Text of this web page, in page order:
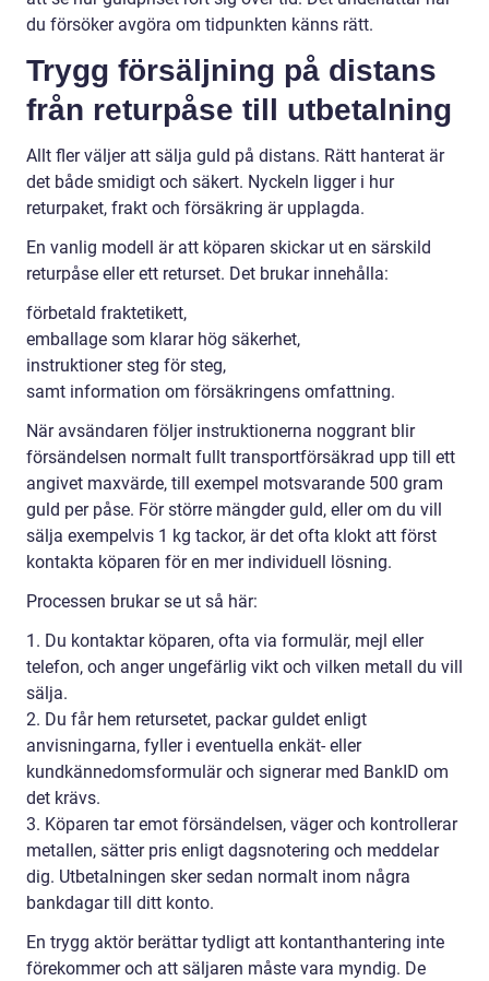
du försöker avgöra om tidpunkten känns rätt.
Trygg försäljning på distans
från returpåse till utbetalning
Allt fler väljer att sälja guld på distans. Rätt hanterat är
det både smidigt och säkert. Nyckeln ligger i hur
returpaket, frakt och försäkring är upplagda.
En vanlig modell är att köparen skickar ut en särskild
returpåse eller ett returset. Det brukar innehålla:
förbetald fraktetikett,
emballage som klarar hög säkerhet,
instruktioner steg för steg,
samt information om försäkringens omfattning.
När avsändaren följer instruktionerna noggrant blir
försändelsen normalt fullt transportförsäkrad upp till ett
angivet maxvärde, till exempel motsvarande 500 gram
guld per påse. För större mängder guld, eller om du vill
sälja exempelvis 1 kg tackor, är det ofta klokt att först
kontakta köparen för en mer individuell lösning.
Processen brukar se ut så här:
1. Du kontaktar köparen, ofta via formulär, mejl eller
telefon, och anger ungefärlig vikt och vilken metall du vill
sälja.
2. Du får hem retursetet, packar guldet enligt
anvisningarna, fyller i eventuella enkät- eller
kundkännedomsformulär och signerar med BankID om
det krävs.
3. Köparen tar emot försändelsen, väger och kontrollerar
metallen, sätter pris enligt dagsnotering och meddelar
dig. Utbetalningen sker sedan normalt inom några
bankdagar till ditt konto.
En trygg aktör berättar tydligt att kontanthantering inte
förekommer och att säljaren måste vara myndig. De